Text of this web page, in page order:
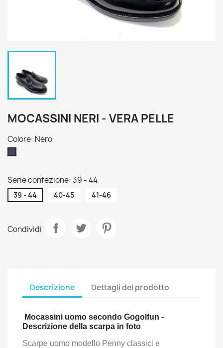
MOCASSINI NERI - VERA PELLE
Colore: Nero
Serie confezione: 39 - 44
39 - 44 40-45 41-46
Condividi
Descrizione Dettagli del prodotto
Mocassini uomo secondo Gogolfun -
Descrizione della scarpa in foto
Scarpe uomo modello Penny classici e